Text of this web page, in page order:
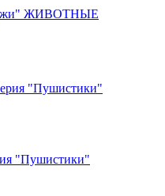
ЖИВОТНЫЕ
"Пушистики"